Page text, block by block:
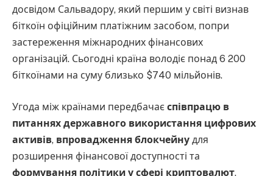
досвідом Сальвадору, який першим у світі визнав
біткоїн офіційним платіжним засобом, попри
застереження міжнародних фінансових
організацій. Сьогодні країна володіє понад 6 200
біткоїнами на суму близько $740 мільйонів.
Угода між країнами передбачає співпрацю в
питаннях державного використання цифрових
активів, впровадження блокчейну для
розширення фінансової доступності та
формування політики у сфері криптовалют.